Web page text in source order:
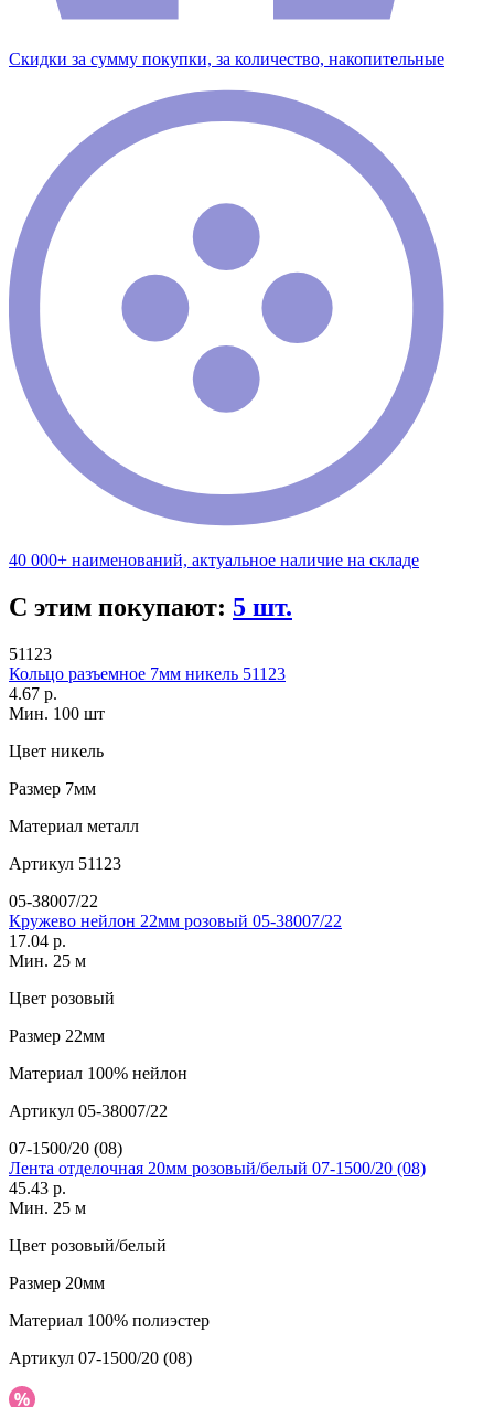
Скидки за сумму покупки, за количество, накопительные
40 000+ наименований, актуальное наличие на складе
С этим покупают: 5 шт.
51123
Кольцо разъемное 7мм никель 51123
4.67 р.
Мин. 100 шт
Цвет никель
Размер 7мм
Материал металл
Артикул 51123
05-38007/22
Кружево нейлон 22мм розовый 05-38007/22
17.04 р.
Мин. 25 м
Цвет розовый
Размер 22мм
Материал 100% нейлон
Артикул 05-38007/22
07-1500/20 (08)
Лента отделочная 20мм розовый/белый 07-1500/20 (08)
45.43 р.
Мин. 25 м
Цвет розовый/белый
Размер 20мм
Материал 100% полиэстер
Артикул 07-1500/20 (08)